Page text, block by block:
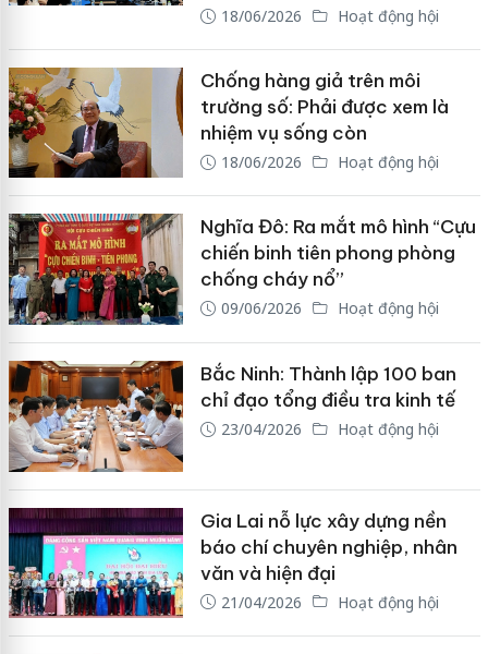
18/06/2026 Hoạt động hội
Chống hàng giả trên môi
trường số: Phải được xem là
nhiệm vụ sống còn
18/06/2026 Hoạt động hội
Nghĩa Đô: Ra mắt mô hình “Cựu
chiến binh tiên phong phòng
chống cháy nổ”
09/06/2026 Hoạt động hội
Bắc Ninh: Thành lập 100 ban
chỉ đạo tổng điều tra kinh tế
23/04/2026 Hoạt động hội
Gia Lai nỗ lực xây dựng nền
báo chí chuyên nghiệp, nhân
văn và hiện đại
21/04/2026 Hoạt động hội